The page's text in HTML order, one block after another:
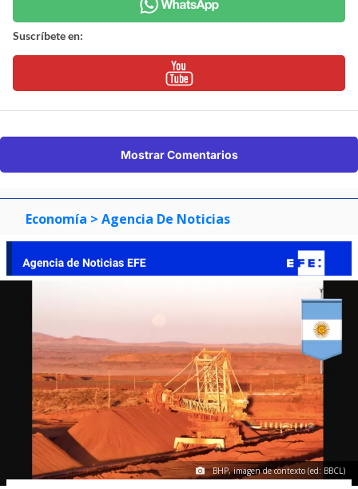
Suscríbete en:
Mostrar Comentarios
Economía > Agencia De Noticias
BHP, imagen de contexto (ed: BBCL)